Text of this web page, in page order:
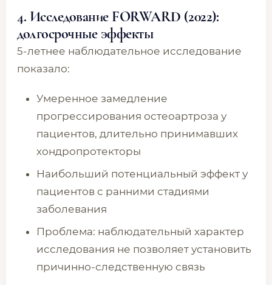
4. Исследование FORWARD (2022):
долгосрочные эффекты
5-летнее наблюдательное исследование
показало:
Умеренное замедление
прогрессирования остеоартроза у
пациентов, длительно принимавших
хондропротекторы
Наибольший потенциальный эффект у
пациентов с ранними стадиями
заболевания
Проблема: наблюдательный характер
исследования не позволяет установить
причинно-следственную связь